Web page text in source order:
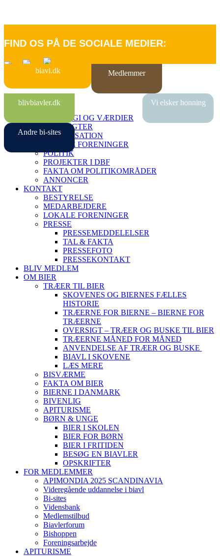
FIND OS PÅ DE SOCIALE MEDIER:
biavl.dk Medlemmer
blivbiavler.dk Vi elsker honning
Andre bi-sites
FORSIDE
STRATEGI OG VÆRDIER
VEDTÆGTER
ORGANISATION
LOKALE FORENINGER
POLITIK
PROJEKTER I DBF
FAKTA OM POLITIKOMRÅDER
ANNONCER
KONTAKT
BESTYRELSE
MEDARBEJDERE
LOKALE FORENINGER
PRESSE
PRESSEMEDDELELSER
TAL & FAKTA
PRESSEFOTO
PRESSEKONTAKT
BLIV MEDLEM
OM BIER
TRÆER TIL BIER
SKOVENES OG BIERNES FÆLLES
HISTORIE
TRÆERNE FOR BIERNE – BIERNE FOR
TRÆERNE
OVERSIGT – TRÆER OG BUSKE TIL BIER
TRÆERNE MÅNED FOR MÅNED
ANVENDELSE AF TRÆER OG BUSKE
BIAVL I SKOVENE
LÆS MERE
BISVÆRME
FAKTA OM BIER
BIERNE I DANMARK
BIVENLIG
APITURISME
BØRN & UNGE
BIER I SKOLEN
BIER FOR BØRN
BIER I FRITIDEN
BESØG EN BIAVLER
OPSKRIFTER
FOR MEDLEMMER
APIMONDIA 2025 SCANDINAVIA
Videregående uddannelse i biavl
Bi-sites
Vidensbank
Medlemstilbud
Biavlerforum
Bishoppen
Foreningsarbejde
APITURISME